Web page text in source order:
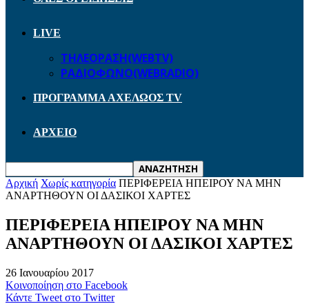
LIVE
ΤΗΛΕΟΡΑΣΗ(WEBTV)
ΡΑΔΙΟΦΩΝΟ(WEBRADIO)
ΠΡΟΓΡΑΜΜΑ ΑΧΕΛΩΟΣ TV
ΑΡΧΕΙΟ
Αρχική Χωρίς κατηγορία ΠΕΡΙΦΕΡΕΙΑ ΗΠΕΙΡΟΥ ΝΑ ΜΗΝ
ΑΝΑΡΤΗΘΟΥΝ ΟΙ ΔΑΣΙΚΟΙ ΧΑΡΤΕΣ
ΠΕΡΙΦΕΡΕΙΑ ΗΠΕΙΡΟΥ ΝΑ ΜΗΝ
ΑΝΑΡΤΗΘΟΥΝ ΟΙ ΔΑΣΙΚΟΙ ΧΑΡΤΕΣ
26 Ιανουαρίου 2017
Κοινοποίηση στο Facebook
Κάντε Tweet στο Twitter